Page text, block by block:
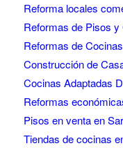
Reforma locales
Reformas de Pisos y
Reformas de Cocinas
Construcción de
Cocinas Adaptadas
Reformas
Pisos en venta en
Tiendas de cocinas